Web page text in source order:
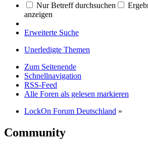
Nur Betreff durchsuchen
anzeigen
Erweiterte Suche
Unerledigte Themen
Zum Seitenende
Schnellnavigation
RSS-Feed
Alle Foren als gelesen markieren
LockOn Forum Deutschland »
Community